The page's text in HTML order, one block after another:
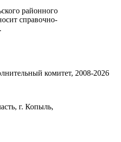
районного
справочно-
комитет, 2008-2026
г. Копыль,